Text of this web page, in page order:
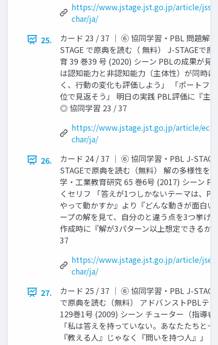
https://www.jstage.jst.go.jp/article/
char/ja/
25.
カード 23 / 37 │ ⑥ 協同学習・PBL 問題解
STAGE で原典を読む（ 無料） J-STAGEで
育 39 巻39 号 (2020) シーン PBLの成果が見
は認知能力と非認知能力（主体性）が同時
く、行動の変化も評価しよう」 「ポートフ
位で見返そう」 明日の実践 PBL評価に『主
◎ 協同学習 23 / 37
https://www.jstage.jst.go.jp/article/
char/ja/
26.
カード 24 / 37 │ ⑥ 協同学習・PBL J-
STAGEで原典を読む（無料） 解の多様性を
学・工業教育研究 65 巻6号 (2017) シーン
くセリフ 「答えが1つしかないテーマは、
やって動かすか』より『どんな動きが面白
ープの解を見て、自分のと違う点を3つ挙げ
作成時に『解が3パターン以上想定できる
37
https://www.jstage.jst.go.jp/article/
char/ja/
27.
カード 25 / 37 │ ⑥ 協同学習・PBL J-
で原典を読む（無料） アドバンストPBLテ
129巻1号 (2009) シーン チューター（指導
「私は答えを持っていない。あなたたちと
『教える人』じゃなく『問いを持つ人』」